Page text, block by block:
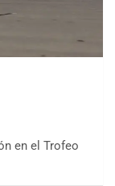
en el Trofeo